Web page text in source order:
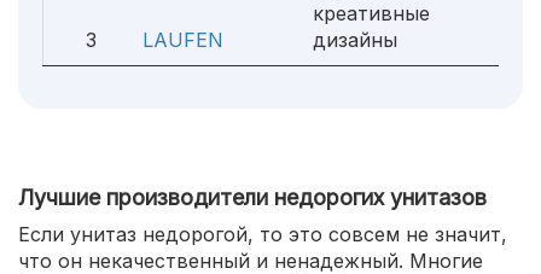
3 LAUFEN
креативные
дизайны
Лучшие производители недорогих унитазов
Если унитаз недорогой, то это совсем не значит,
что он некачественный и ненадежный. Многие